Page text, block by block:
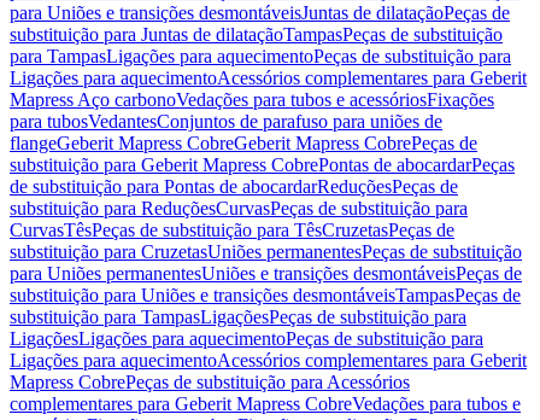
para Uniões e transições desmontáveisJuntas de dilataçãoPeças de
substituição para Juntas de dilataçãoTampasPeças de substituição
para TampasLigações para aquecimentoPeças de substituição para
Ligações para aquecimentoAcessórios complementares para Geberit
Mapress Aço carbonoVedações para tubos e acessóriosFixações
para tubosVedantesConjuntos de parafuso para uniões de
flangeGeberit Mapress CobreGeberit Mapress CobrePeças de
substituição para Geberit Mapress CobrePontas de abocardarPeças
de substituição para Pontas de abocardarReduçõesPeças de
substituição para ReduçõesCurvasPeças de substituição para
CurvasTêsPeças de substituição para TêsCruzetasPeças de
substituição para CruzetasUniões permanentesPeças de substituição
para Uniões permanentesUniões e transições desmontáveisPeças de
substituição para Uniões e transições desmontáveisTampasPeças de
substituição para TampasLigaçõesPeças de substituição para
LigaçõesLigações para aquecimentoPeças de substituição para
Ligações para aquecimentoAcessórios complementares para Geberit
Mapress CobrePeças de substituição para Acessórios
complementares para Geberit Mapress CobreVedações para tubos e